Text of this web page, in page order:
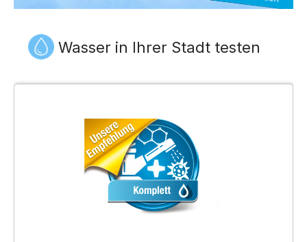
Wasser in Ihrer Stadt testen